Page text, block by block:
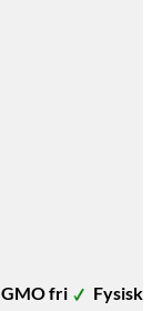
GMO fri
Fysisk